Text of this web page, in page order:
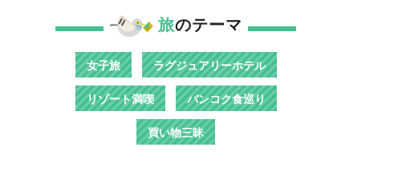
旅のテーマ
女子旅 ラグジュアリーホテル
リゾート満喫 バンコク食巡り
買い物三昧